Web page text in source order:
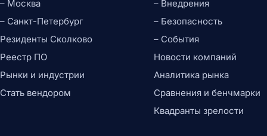
– Москва
– Санкт-Петербург
Резиденты Сколково
Реестр ПО
Рынки и индустрии
Стать вендором
– Внедрения
– Безопасность
– События
Новости компаний
Аналитика рынка
Сравнения и бенчмарки
Квадранты зрелости